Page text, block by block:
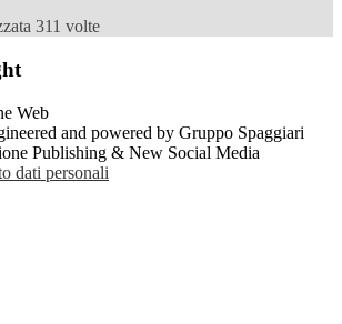
311 volte
and powered by Gruppo Spaggiari
Publishing & New Social Media
dati personali